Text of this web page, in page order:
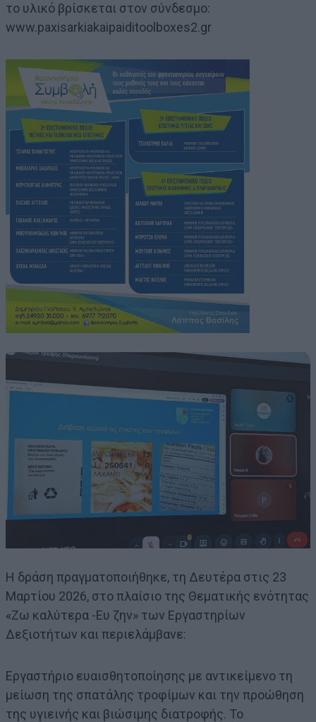
το υλικό βρίσκεται στον σύνδεσμο:
www.paxisarkiakaipaiditoolboxes2.gr
Η δράση πραγματοποιήθηκε, τη Δευτέρα στις 23
Μαρτίου 2026, στο πλαίσιο της Θεματικής ενότητας
«Ζω καλύτερα -Ευ ζην» των Εργαστηρίων
Δεξιοτήτων και περιελάμβανε:
Εργαστήριο ευαισθητοποίησης με αντικείμενο τη
μείωση της σπατάλης τροφίμων και την προώθηση
της υγιεινής και βιώσιμης διατροφής. Το